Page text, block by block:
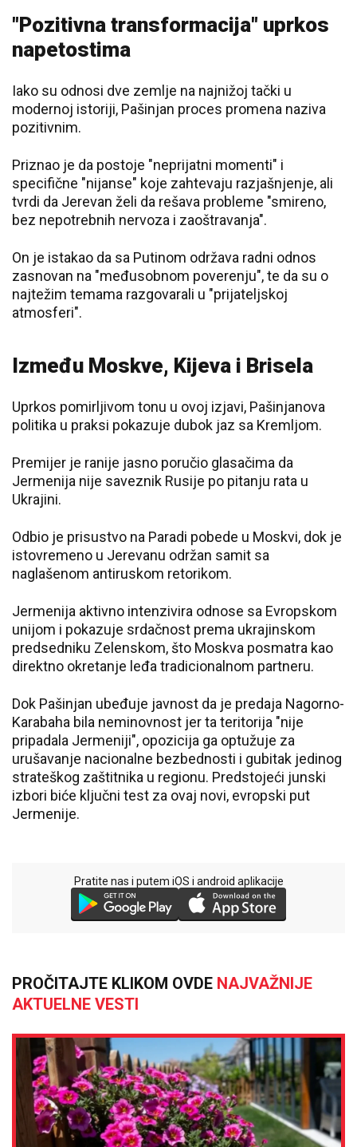
"Pozitivna transformacija" uprkos
napetostima
Iako su odnosi dve zemlje na najnižoj tački u
modernoj istoriji, Pašinjan proces promena naziva
pozitivnim.
Priznao je da postoje "neprijatni momenti" i
specifične "nijanse" koje zahtevaju razjašnjenje, ali
tvrdi da Jerevan želi da rešava probleme "smireno,
bez nepotrebnih nervoza i zaoštravanja".
On je istakao da sa Putinom održava radni odnos
zasnovan na "međusobnom poverenju", te da su o
najtežim temama razgovarali u "prijateljskoj
atmosferi".
Između Moskve, Kijeva i Brisela
Uprkos pomirljivom tonu u ovoj izjavi, Pašinjanova
politika u praksi pokazuje dubok jaz sa Kremljom.
Premijer je ranije jasno poručio glasačima da
Jermenija nije saveznik Rusije po pitanju rata u
Ukrajini.
Odbio je prisustvo na Paradi pobede u Moskvi, dok je
istovremeno u Jerevanu održan samit sa
naglašenom antiruskom retorikom.
Jermenija aktivno intenzivira odnose sa Evropskom
unijom i pokazuje srdačnost prema ukrajinskom
predsedniku Zelenskom, što Moskva posmatra kao
direktno okretanje leđa tradicionalnom partneru.
Dok Pašinjan ubeđuje javnost da je predaja Nagorno-
Karabaha bila neminovnost jer ta teritorija "nije
pripadala Jermeniji", opozicija ga optužuje za
urušavanje nacionalne bezbednosti i gubitak jedinog
strateškog zaštitnika u regionu. Predstojeći junski
izbori biće ključni test za ovaj novi, evropski put
Jermenije.
Pratite nas i putem iOS i android aplikacije
PROČITAJTE KLIKOM OVDE NAJVAŽNIJE
AKTUELNE VESTI